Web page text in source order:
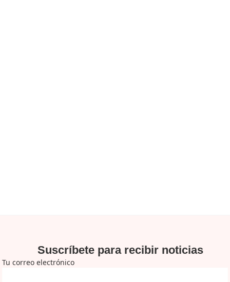
Suscríbete para recibir noticias
Tu correo electrónico